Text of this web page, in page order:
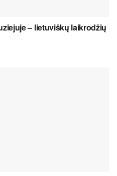
– lietuviškų laikrodžių